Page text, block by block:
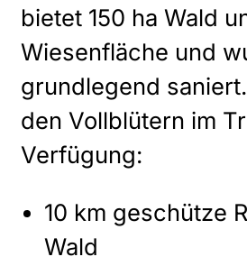
bietet 150 ha Wald
Wiesenfläche und
grundlegend
den Vollblütern im
Verfügung:
10 km geschütze
Wald